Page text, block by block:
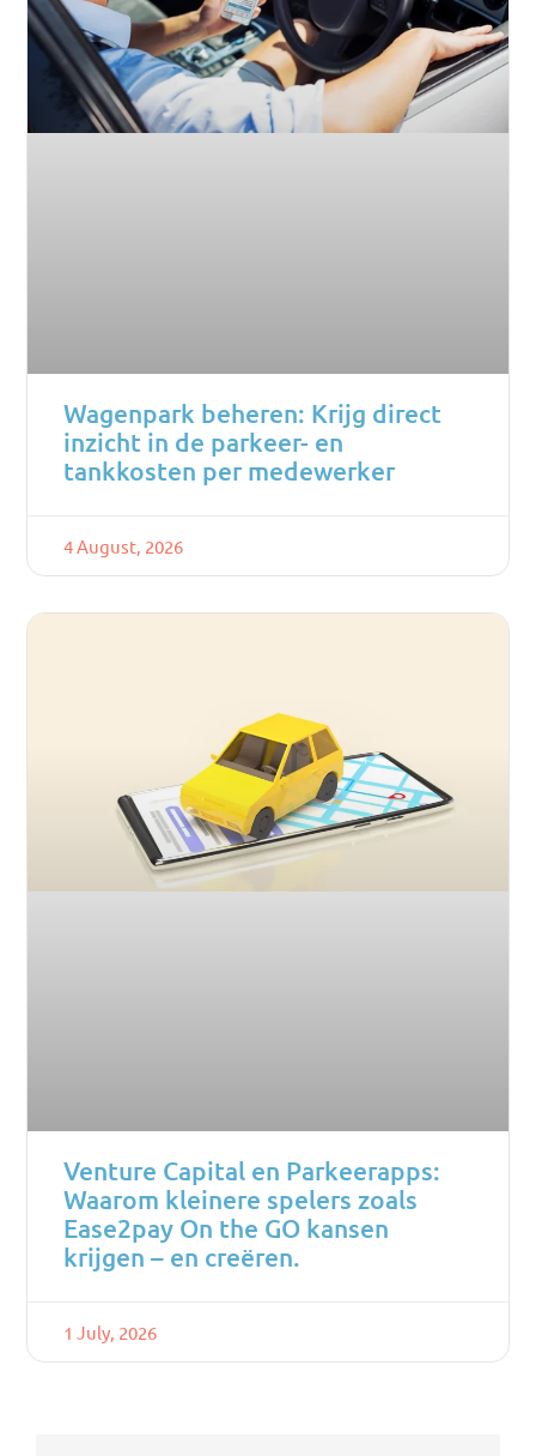
Wagenpark beheren: Krijg direct
inzicht in de parkeer- en
tankkosten per medewerker
4 August, 2026
Venture Capital en Parkeerapps:
Waarom kleinere spelers zoals
Ease2pay On the GO kansen
krijgen – en creëren.
1 July, 2026